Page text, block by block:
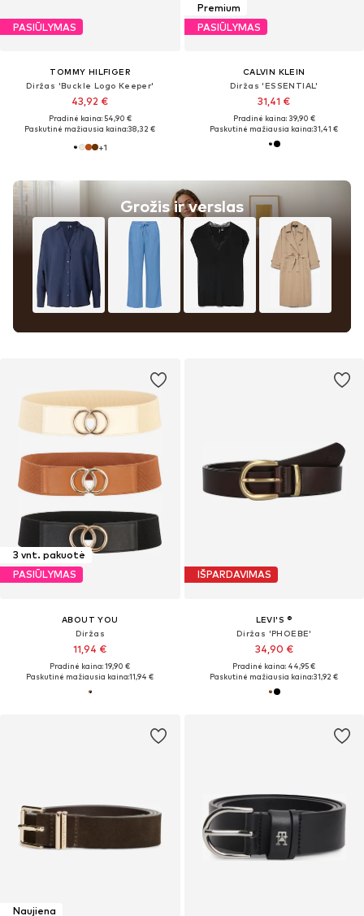
PASIŪLYMAS
TOMMY HILFIGER
Diržas 'Buckle Logo Keeper'
43,92 €
Pradinė kaina: 54,90 €
Paskutinė mažiausia kaina:38,32 €
+1
Grožis ir verslas
Premium
PASIŪLYMAS
CALVIN KLEIN
Diržas 'ESSENTIAL'
31,41 €
Pradinė kaina: 39,90 €
Paskutinė mažiausia kaina:31,41 €
3 vnt. pakuotė
PASIŪLYMAS
ABOUT YOU
Diržas
11,94 €
Pradinė kaina: 19,90 €
Paskutinė mažiausia kaina:11,94 €
IŠPARDAVIMAS
LEVI'S ®
Diržas 'PHOEBE'
34,90 €
Pradinė kaina: 44,95 €
Paskutinė mažiausia kaina:31,92 €
Naujiena